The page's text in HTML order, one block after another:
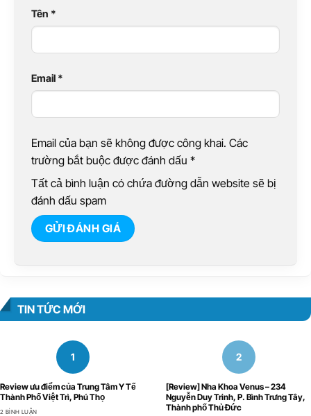
Tên *
Email *
Email của bạn sẽ không được công khai. Các
trường bắt buộc được đánh dấu *
Tất cả bình luận có chứa đường dẫn website sẽ bị
đánh dấu spam
TIN TỨC MỚI
Review ưu điểm của Trung Tâm Y Tế
Thành Phố Việt Trì, Phú Thọ
2 BÌNH LUẬN
[Review] Nha Khoa Venus – 234
Nguyễn Duy Trinh, P. Bình Trưng Tây,
Thành phố Thủ Đức